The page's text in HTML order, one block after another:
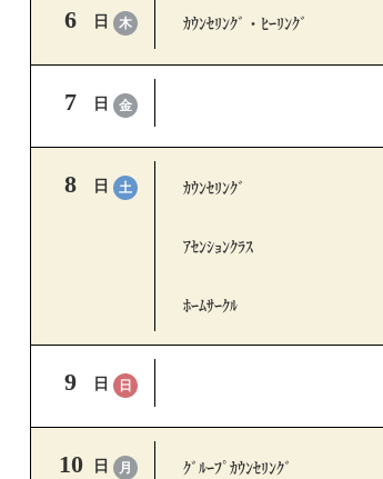
6 日 木 ｶｳﾝｾﾘﾝｸﾞ・ﾋｰﾘﾝｸﾞ
7 日 金
8 日 土 ｶｳﾝｾﾘﾝｸﾞ
ｱｾﾝｼｮﾝｸﾗｽ
ﾎｰﾑｻｰｸﾙ
9 日 日
10 日 月 ｸﾞﾙｰﾌﾟｶｳﾝｾﾘﾝｸﾞ